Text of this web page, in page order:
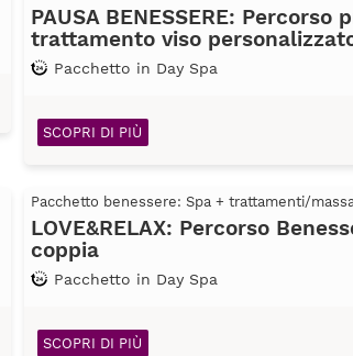
PAUSA BENESSERE:
trattamento viso
Pacchetto in Day Spa
SCOPRI DI PIÙ
Pacchetto benessere: Spa + trattamenti/
LOVE&RELAX: Percorso
coppia
Pacchetto in Day Spa
SCOPRI DI PIÙ